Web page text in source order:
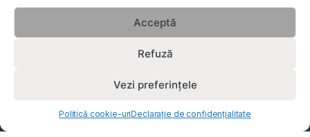
Acceptă
Refuză
Vezi preferințele
Politică cookie-uriDeclarație de confidențialitate